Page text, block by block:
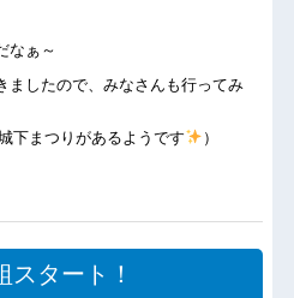
なぁ～
ましたので、みなさんも行ってみ
下まつりがあるようです
）
スタート！